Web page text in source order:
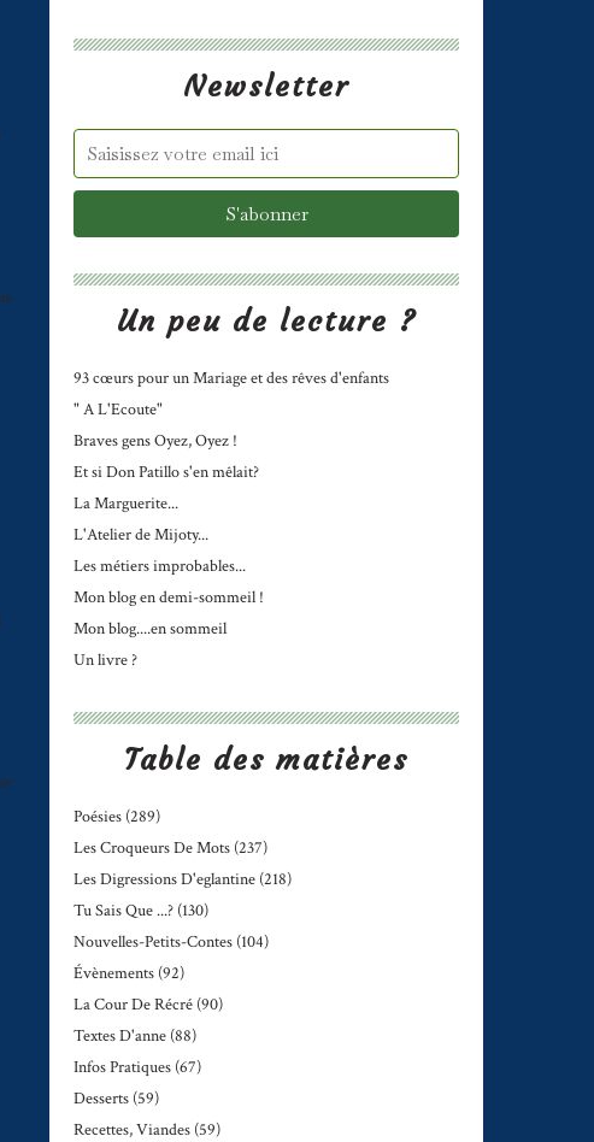
Newsletter
Table des matières
Poésies (289)
Les Croqueurs De Mots (237)
Les Digressions D'eglantine (218)
Tu Sais Que ...? (130)
Nouvelles-Petits-Contes (104)
Évènements (92)
La Cour De Récré (90)
Textes D'anne (88)
Infos Pratiques (67)
Desserts (59)
Recettes, Viandes (59)
Un peu de lecture ?
93 cœurs pour un Mariage et des rêves d'enfants
" A L'Ecoute"
Braves gens Oyez, Oyez !
Et si Don Patillo s'en mêlait?
La Marguerite...
L'Atelier de Mijoty...
Les métiers improbables...
Mon blog en demi-sommeil !
Mon blog....en sommeil
Un livre ?